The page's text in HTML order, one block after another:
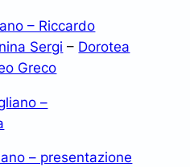
– Riccardo
Sergi – Dorotea
Greco
–
– presentazione